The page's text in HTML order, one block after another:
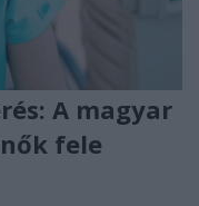
A magyar
fele